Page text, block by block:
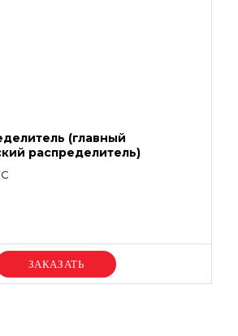
(главный
распределитель)
Уточняйте цену